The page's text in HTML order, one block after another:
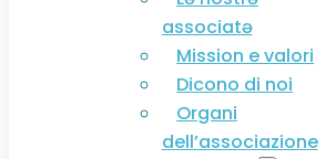
associatə
Mission e valori
Dicono di noi
Organi
dell’associazione